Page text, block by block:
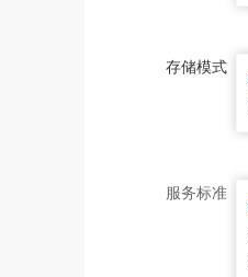
存储模式
服务标准